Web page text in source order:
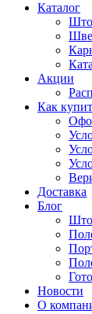
Каталог
Акции
Как
Доставка
Блог
Новости
О